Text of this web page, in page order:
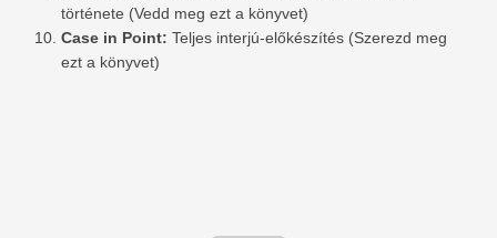
története (Vedd meg ezt a könyvet)
Case in Point: Teljes interjú-előkészítés (Szerezd meg
ezt a könyvet)